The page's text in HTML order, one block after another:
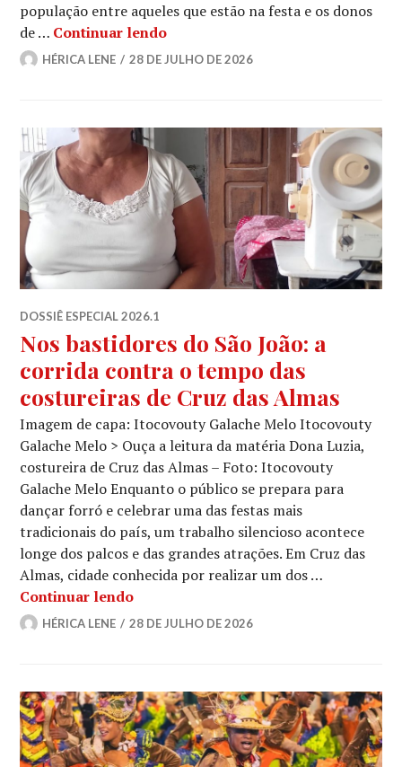
população entre aqueles que estão na festa e os donos
de … Continuar lendoSão João x Pets
HÉRICA LENE 28 DE JULHO DE 2026
DOSSIÊ ESPECIAL 2026.1
Nos bastidores do São João: a
corrida contra o tempo das
costureiras de Cruz das Almas
Imagem de capa: Itocovouty Galache Melo Itocovouty
Galache Melo > Ouça a leitura da matéria Dona Luzia,
costureira de Cruz das Almas – Foto: Itocovouty
Galache Melo Enquanto o público se prepara para
dançar forró e celebrar uma das festas mais
tradicionais do país, um trabalho silencioso acontece
longe dos palcos e das grandes atrações. Em Cruz das
Almas, cidade conhecida por realizar um dos …
Continuar lendoNos bastidores do São João: a
HÉRICA LENE 28 DE JULHO DE 2026